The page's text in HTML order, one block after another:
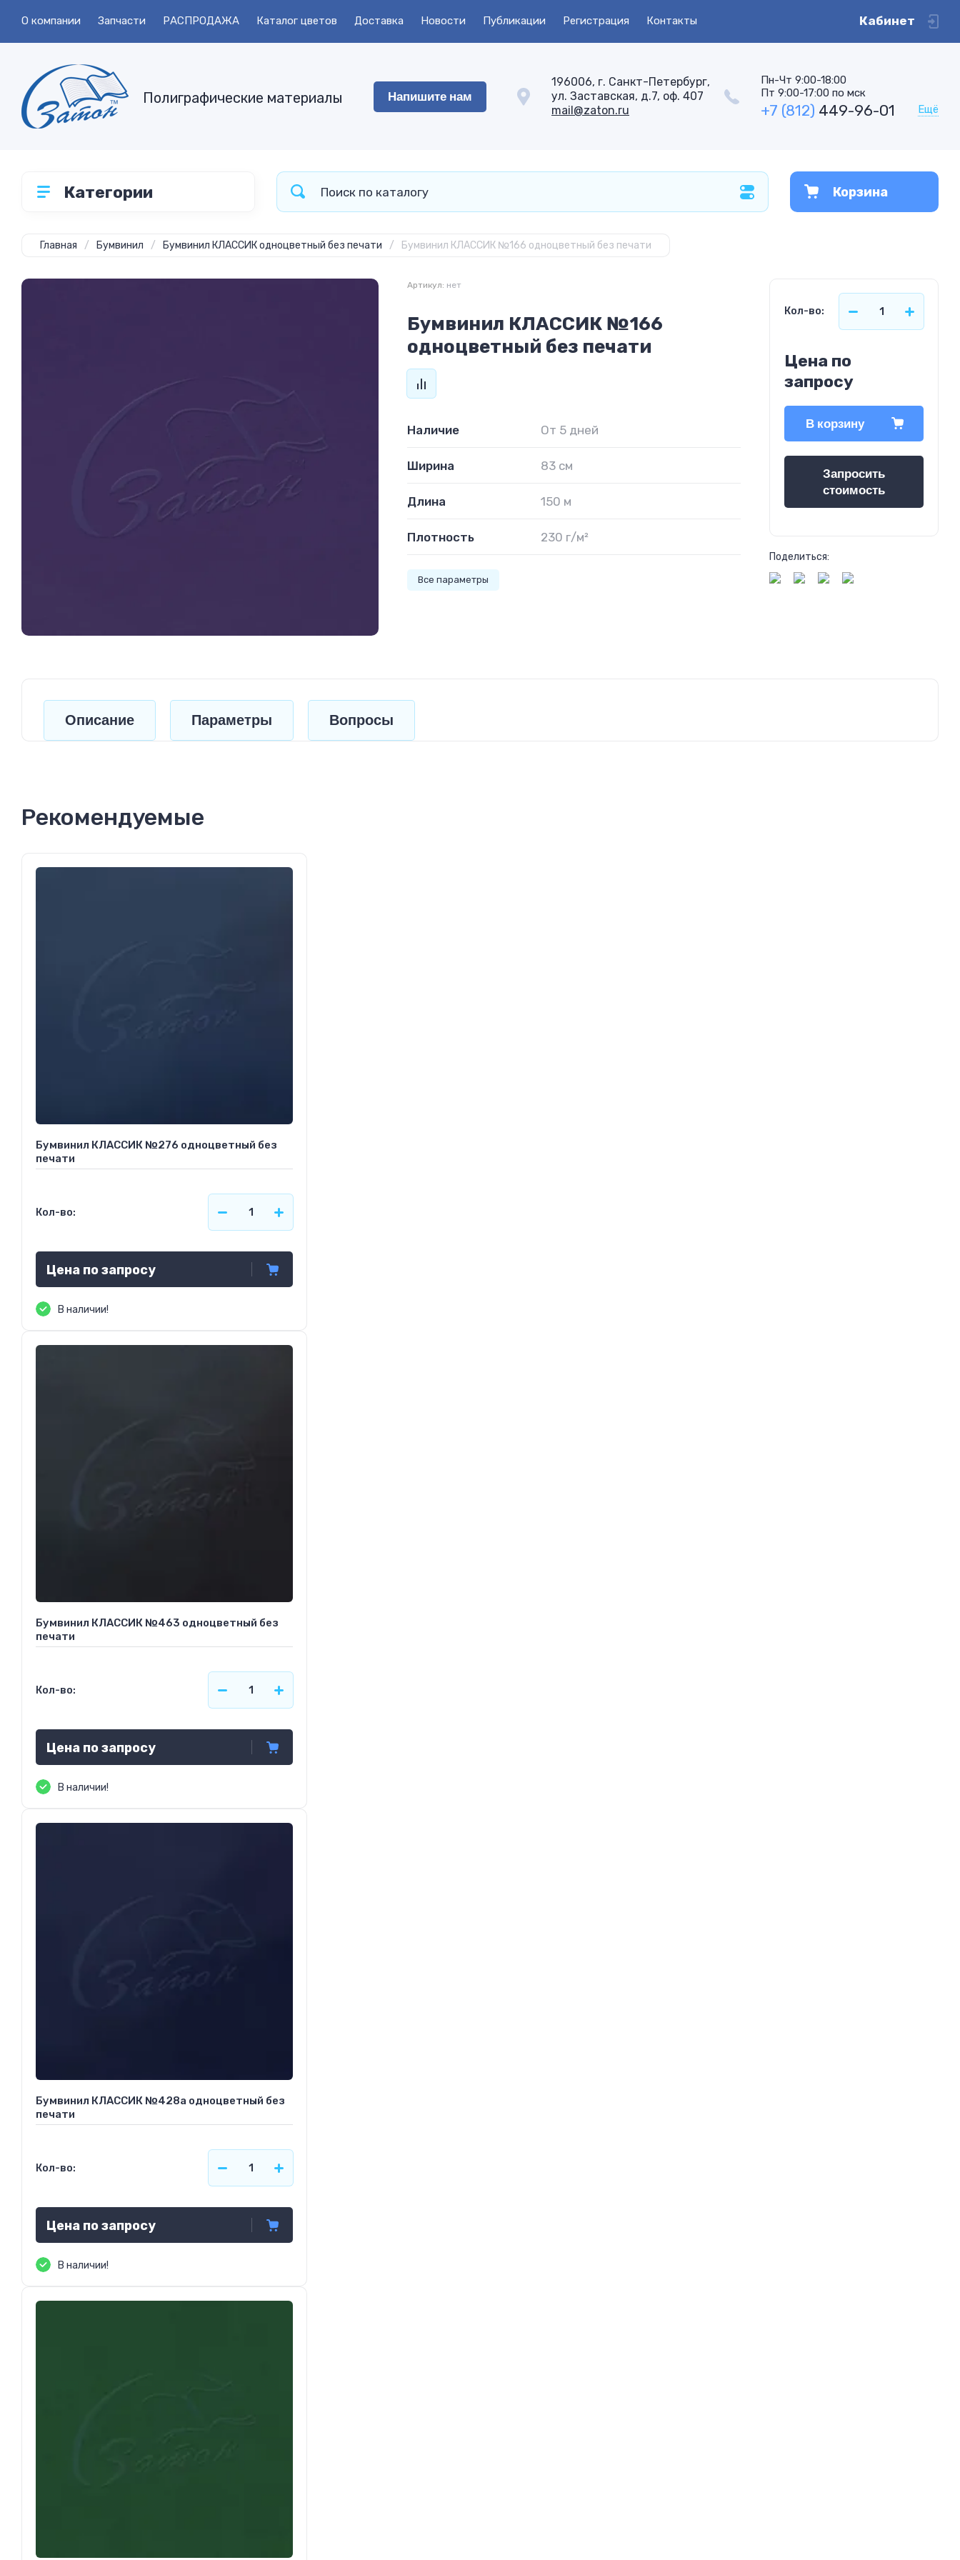
О компании Запчасти РАСПРОДАЖА Каталог цветов Доставка Новости Публикации Регистрация Контакты Кабинет
Полиграфические материалы Напишите нам
196006, г. Санкт-Петербург,
ул. Заставская, д.7, оф. 407
mail@zaton.ru
Пн-Чт 9:00-18:00
Пт 9:00-17:00 по мск
+7 (812) 449-96-01 Ещё
Категории Корзина
Главная / Бумвинил / Бумвинил КЛАССИК одноцветный без печати / Бумвинил КЛАССИК №166 одноцветный без печати
Артикул: нет
Бумвинил КЛАССИК №166
одноцветный без печати
Наличие От 5 дней
Ширина 83 см
Длина 150 м
Плотность 230 г/м²
Все параметры
Кол-во:
Цена по
запросу
В корзину
Запросить
стоимость
Поделиться:
Описание Параметры Вопросы
Рекомендуемые
Бумвинил КЛАССИК №276 одноцветный без
печати
Кол-во:
Цена по запросу
В наличии!
Бумвинил КЛАССИК №463 одноцветный без
печати
Кол-во:
Цена по запросу
В наличии!
Бумвинил КЛАССИК №428а одноцветный без
печати
Кол-во:
Цена по запросу
В наличии!